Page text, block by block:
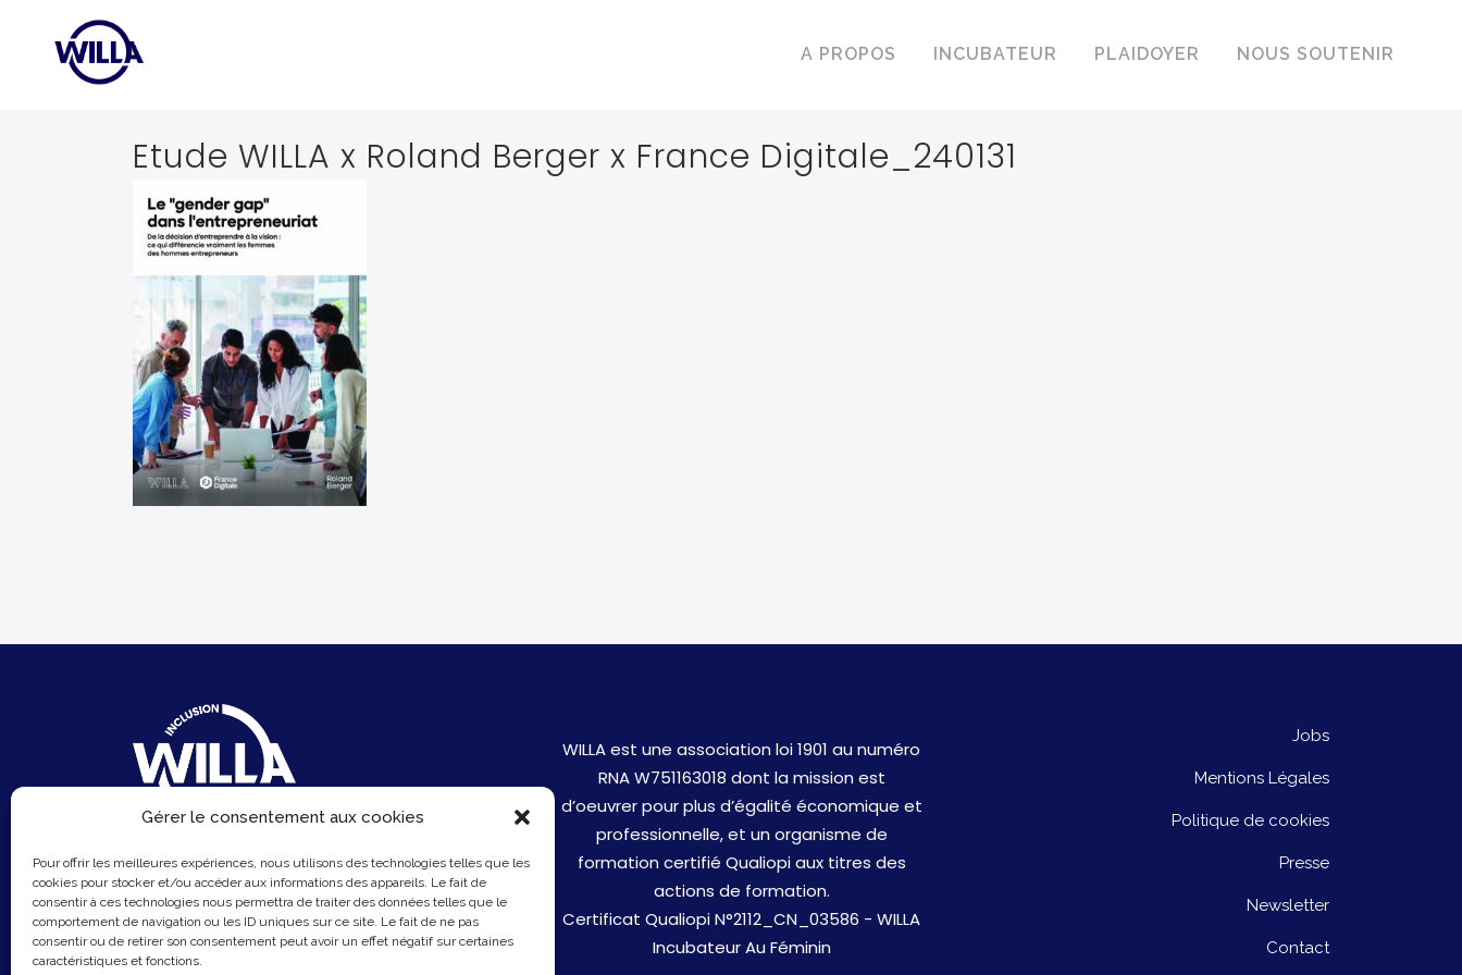
Gérer le consentement aux cookies
Pour offrir les meilleures expériences, nous utilisons des technologies telles que les
cookies pour stocker et/ou accéder aux informations des appareils. Le fait de
consentir à ces technologies nous permettra de traiter des données telles que le
comportement de navigation ou les ID uniques sur ce site. Le fait de ne pas
consentir ou de retirer son consentement peut avoir un effet négatif sur certaines
caractéristiques et fonctions.
A PROPOS INCUBATEUR PLAIDOYER NOUS SOUTENIR
Etude WILLA x Roland Berger x France Digitale_240131
6 Rue du Sentier
75002 Paris
Email :contact@hellowilla.co
WILLA est une association loi 1901 au numéro
RNA W751163018 dont la mission est
d’oeuvrer pour plus d’égalité économique et
professionnelle, et un organisme de
formation certifié Qualiopi aux titres des
actions de formation.
Certificat Qualiopi N°2112_CN_03586 - WILLA
Incubateur Au Féminin
Jobs
Mentions Légales
Politique de cookies
Presse
Newsletter
Contact